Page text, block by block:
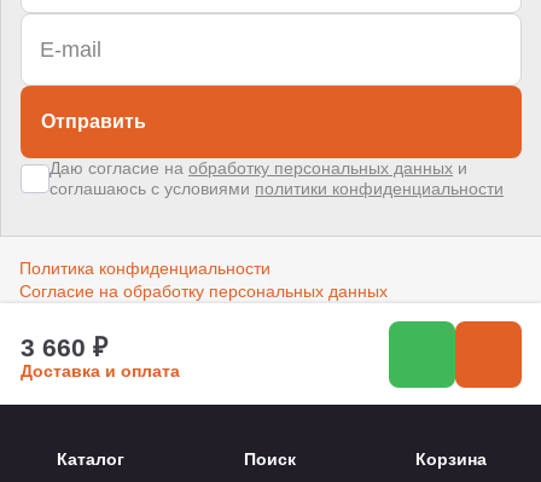
3 660 ₽
Доставка и оплата
Политика конфиденциальности
Согласие на обработку персональных данных
помогаем продвигать и продавать
Отправить
Даю согласие на обработку персональных данных и
соглашаюсь с условиями политики конфиденциальности
Каталог Поиск Корзина